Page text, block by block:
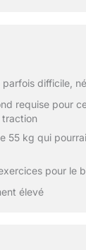
difficile,
requise pour
55 kg qui
pour le
élevé